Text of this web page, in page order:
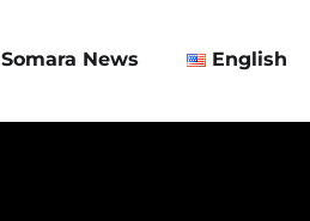
Somara News English